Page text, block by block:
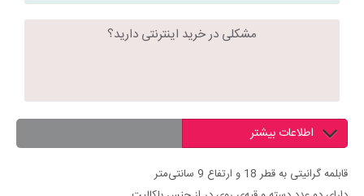
مشکلی در خرید اینترنتی دارید؟
اطلاعات بیشتر
قابلمه گرانیتی به قطر 18 و ارتفاع 9 سانتی‌متر